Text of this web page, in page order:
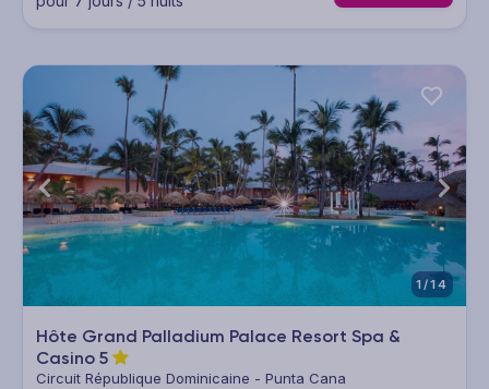
1/14
Hôte Grand Palladium Palace Resort Spa &
Casino 5
Circuit République Dominicaine - Punta Cana